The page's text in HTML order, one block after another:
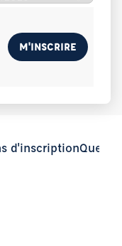
M'INSCRIRE
d'inscription